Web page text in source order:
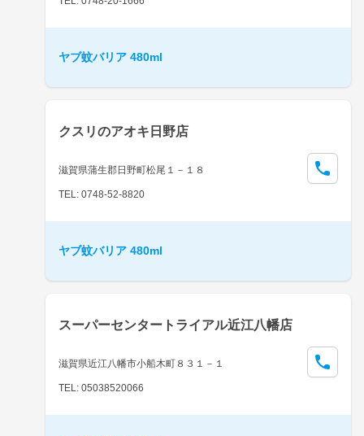
ヤブ蚊バリア 480ml
クスリのアオキ日野店
滋賀県蒲生郡日野町松尾１－１８
TEL: 0748-52-8820
ヤブ蚊バリア 480ml
スーパーセンタートライアル近江八幡店
滋賀県近江八幡市小船木町８３１－１
TEL: 05038520066